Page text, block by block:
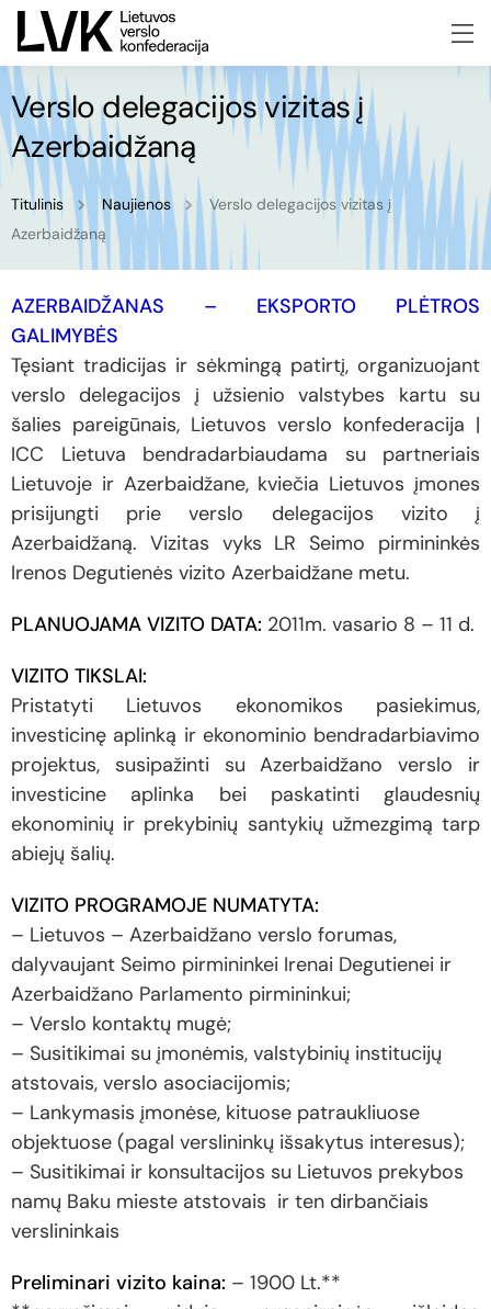
Verslo delegacijos vizitas į
Azerbaidžaną
Titulinis Naujienos
Verslo delegacijos vizitas į
Azerbaidžaną
AZERBAIDŽANAS – EKSPORTO PLĖTROS
GALIMYBĖS
Tęsiant tradicijas ir sėkmingą patirtį, organizuojant
verslo delegacijos į užsienio valstybes kartu su
šalies pareigūnais, Lietuvos verslo konfederacija |
ICC Lietuva bendradarbiaudama su partneriais
Lietuvoje ir Azerbaidžane, kviečia Lietuvos įmones
prisijungti prie verslo delegacijos vizito į
Azerbaidžaną. Vizitas vyks LR Seimo pirmininkės
Irenos Degutienės vizito Azerbaidžane metu.
PLANUOJAMA VIZITO DATA: 2011m. vasario 8 – 11 d.
VIZITO TIKSLAI:
Pristatyti Lietuvos ekonomikos pasiekimus,
investicinę aplinką ir ekonominio bendradarbiavimo
projektus, susipažinti su Azerbaidžano verslo ir
investicine aplinka bei paskatinti glaudesnių
ekonominių ir prekybinių santykių užmezgimą tarp
abiejų šalių.
VIZITO PROGRAMOJE NUMATYTA:
– Lietuvos – Azerbaidžano verslo forumas,
dalyvaujant Seimo pirmininkei Irenai Degutienei ir
Azerbaidžano Parlamento pirmininkui;
– Verslo kontaktų mugė;
– Susitikimai su įmonėmis, valstybinių institucijų
atstovais, verslo asociacijomis;
– Lankymasis įmonėse, kituose patraukliuose
objektuose (pagal verslininkų išsakytus interesus);
– Susitikimai ir konsultacijos su Lietuvos prekybos
namų Baku mieste atstovais ir ten dirbančiais
verslininkais
Preliminari vizito kaina: – 1900 Lt.**